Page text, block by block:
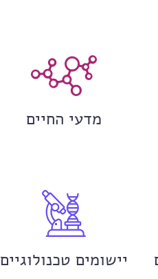
מדעי החיים
יישומים טכנולוגיים